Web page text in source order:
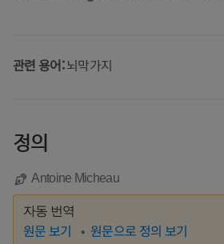
관련 용어:뇌막가지
정의
Antoine Micheau
자동 번역
원문 보기 원문으로 정의 보기